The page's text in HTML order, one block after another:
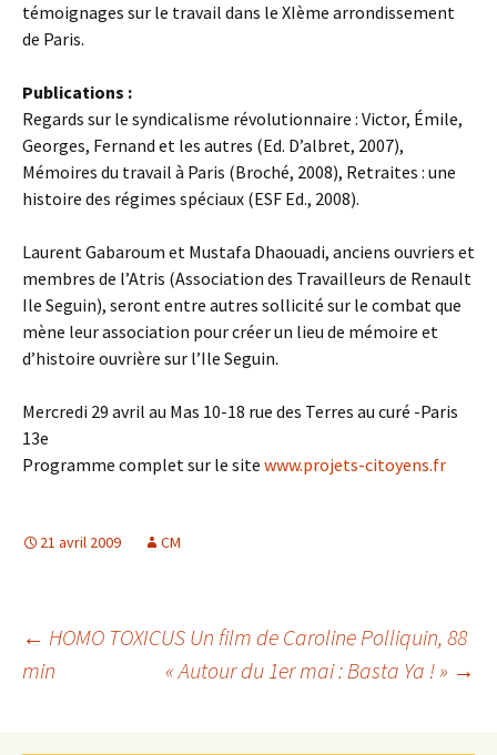
témoignages sur le travail dans le XIème arrondissement
de Paris.
Publications :
Regards sur le syndicalisme révolutionnaire : Victor, Émile,
Georges, Fernand et les autres (Ed. D’albret, 2007),
Mémoires du travail à Paris (Broché, 2008), Retraites : une
histoire des régimes spéciaux (ESF Ed., 2008).
Laurent Gabaroum et Mustafa Dhaouadi, anciens ouvriers et
membres de l’Atris (Association des Travailleurs de Renault
Ile Seguin), seront entre autres sollicité sur le combat que
mène leur association pour créer un lieu de mémoire et
d’histoire ouvrière sur l’Ile Seguin.
Mercredi 29 avril au Mas 10-18 rue des Terres au curé -Paris
13e
Programme complet sur le site www.projets-citoyens.fr
21 avril 2009 CM
Navigation
← HOMO TOXICUS Un film de Caroline Polliquin, 88
min
« Autour du 1er mai : Basta Ya ! » →